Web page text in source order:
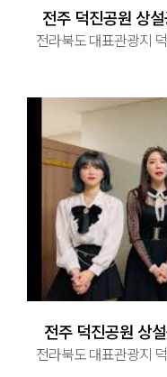
전주 덕진공원 상
전라북도 대표관광지 덕진공원 시티투어 및 문화
전주 덕진공원 상
전라북도 대표관광지 덕진공원 시티투어 및 문화